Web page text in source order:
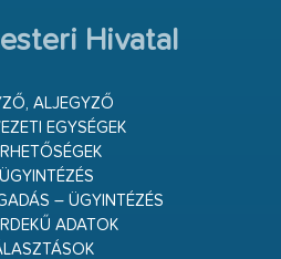
Hivatal
ALJEGYZŐ
EGYSÉGEK
– ÜGYINTÉZÉS
ADATOK